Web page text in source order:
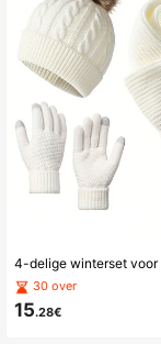
30 over
15.28€